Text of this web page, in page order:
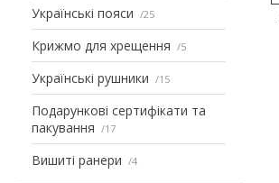
Українські пояси 25
Крижмо для хрещення 5
Українські рушники 15
Подарункові сертифікати та
пакування
17
Вишиті ранери 4